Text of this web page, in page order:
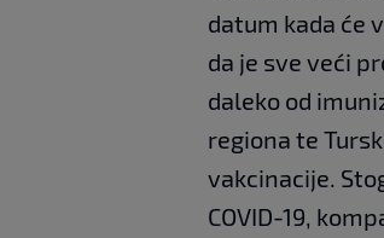
datum kada će
da je sve veći
daleko od
regiona te
vakcinacije.
COVID-19,